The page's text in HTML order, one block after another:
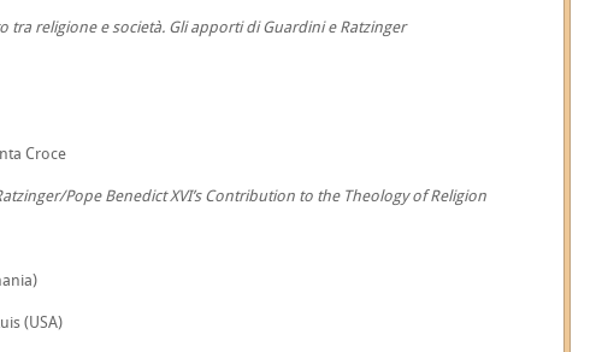
tra religione e società. Gli apporti di Guardini e Ratzinger
Croce
Pope Benedict XVI’s Contribution to the Theology of Religion
(USA)